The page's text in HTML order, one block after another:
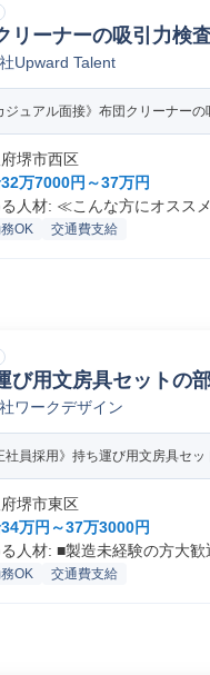
リーナーの吸引力検
Upward Talent
ジュアル面接》布団クリーナー
堺市西区
32万7000円～37万円
人材: ≪こんな方にオスス
OK 交通費支給
び用文房具セットの
ワークデザイン
社員採用》持ち運び用文房具セ
堺市東区
34万円～37万3000円
人材: ■製造未経験の方大
OK 交通費支給